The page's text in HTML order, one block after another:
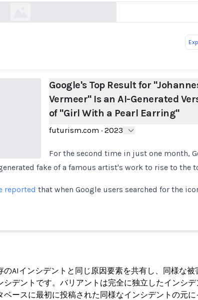
Google's Top Result for
Vermeer" Is an AI-Generated
of "Girl With a Pearl Earring"
futurism.com · 2023
For the second time in just one month,
fake of a famous artist's work to rise to the
reported that when Google users searched for the
のAIインシデントと同じ原因要素を共有し、同様な
シデントです。バリアントは完全に独立したインシ
ベースに最初に投稿された同様なインシデントの元